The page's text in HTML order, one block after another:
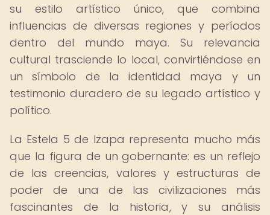
su estilo artístico único, que combina
influencias de diversas regiones y períodos
dentro del mundo maya. Su relevancia
cultural trasciende lo local, convirtiéndose en
un símbolo de la identidad maya y un
testimonio duradero de su legado artístico y
político.
La Estela 5 de Izapa representa mucho más
que la figura de un gobernante: es un reflejo
de las creencias, valores y estructuras de
poder de una de las civilizaciones más
fascinantes de la historia, y su análisis